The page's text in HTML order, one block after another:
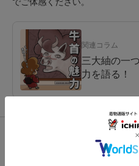
関連コラム
三大紬の一
力を語る！
紬（つむぎ